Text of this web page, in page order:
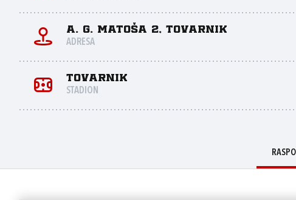
A. G. Matoša 2, Tovarnik
ADRESA
Tovarnik
STADION